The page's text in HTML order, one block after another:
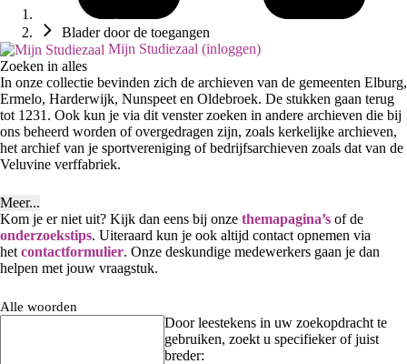
Blader door de toegangen
Mijn Studiezaal (inloggen)
Zoeken in alles
In onze collectie bevinden zich de archieven van de gemeenten Elburg,
Ermelo, Harderwijk, Nunspeet en Oldebroek. De stukken gaan terug
tot 1231. Ook kun je via dit venster zoeken in andere archieven die bij
ons beheerd worden of overgedragen zijn, zoals kerkelijke archieven,
het archief van je sportvereniging of bedrijfsarchieven zoals dat van de
Veluvine verffabriek.
Meer...
Kom je er niet uit? Kijk dan eens bij onze themapagina’s of de
onderzoekstips. Uiteraard kun je ook altijd contact opnemen via
het contactformulier. Onze deskundige medewerkers gaan je dan
helpen met jouw vraagstuk.
Alle woorden
Door leestekens in uw zoekopdracht te
gebruiken, zoekt u specifieker of juist
breder: